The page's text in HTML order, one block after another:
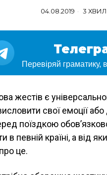
04.08.2019 3
Перевіряй граматику,
жестів є
свої емоції
поїздкою
в певній країні, а від
це.